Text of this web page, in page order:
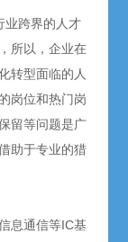
业跨界的人才
所以，企业在
转型面临的人
岗位和热门岗
留等问题是广
助于专业的猎
息通信等IC基